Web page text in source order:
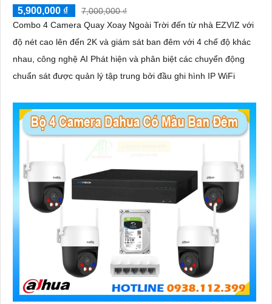
5,900,000 ₫
7,000,000 ₫
Combo 4 Camera Quay Xoay Ngoài Trời đến từ nhà EZVIZ với
độ nét cao lên đến 2K và giám sát ban đêm với 4 chế độ khác
nhau, công nghệ AI Phát hiện và phân biệt các chuyển động
chuẩn sát được quản lý tập trung bởi đầu ghi hình IP WiFi